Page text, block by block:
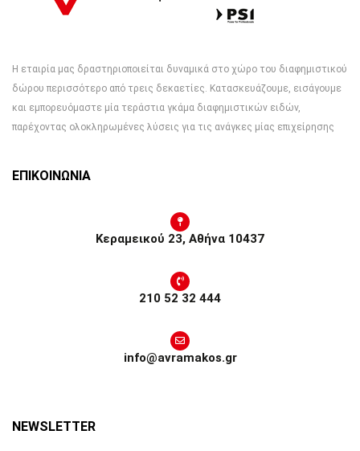
Η εταιρία μας δραστηριοποιείται δυναμικά στο χώρο του διαφημιστικού
δώρου περισσότερο από τρεις δεκαετίες. Κατασκευάζουμε, εισάγουμε
και εμπορευόμαστε μία τεράστια γκάμα διαφημιστικών ειδών,
παρέχοντας ολοκληρωμένες λύσεις για τις ανάγκες μίας επιχείρησης
ΕΠΙΚΟΙΝΩΝΙΑ
Κεραμεικού 23, Αθήνα 10437
210 52 32 444
info@avramakos.gr
NEWSLETTER